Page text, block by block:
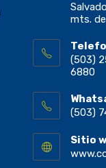
mts.
(503)
6880
(503)
Sitio